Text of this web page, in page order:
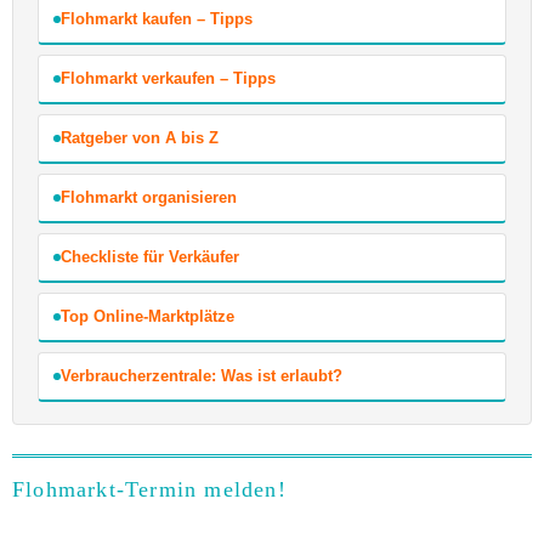
Flohmarkt kaufen – Tipps
Flohmarkt verkaufen – Tipps
Ratgeber von A bis Z
Flohmarkt organisieren
Checkliste für Verkäufer
Top Online-Marktplätze
Verbraucherzentrale: Was ist erlaubt?
Flohmarkt-Termin melden!